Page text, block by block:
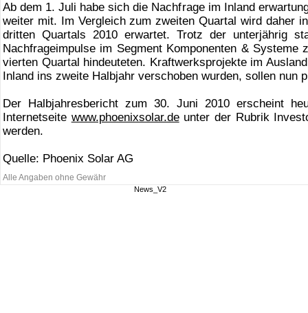
Ab dem 1. Juli habe sich die Nachfrage im Inland
weiter mit. Im Vergleich zum zweiten Quartal wird daher
dritten Quartals 2010 erwartet. Trotz der unterjährig
Nachfrageimpulse im Segment Komponenten &
vierten Quartal hindeuteten. Kraftwerksprojekte im
Inland ins zweite Halbjahr verschoben wurden, sollen nun
Der Halbjahresbericht zum 30. Juni 2010 erscheint
Internetseite www.phoenixsolar.deunter der Rubrik
werden.
Quelle: Phoenix Solar AG
Alle Angaben ohne Gewähr
News_V2